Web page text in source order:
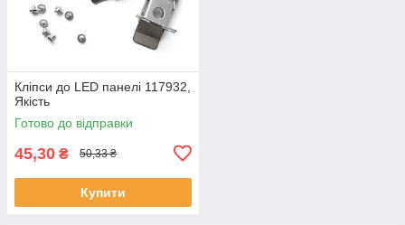
Кліпси до LED панелі 117932,
Якість
Готово до відправки
45,30 ₴ 50,33 ₴
Купити